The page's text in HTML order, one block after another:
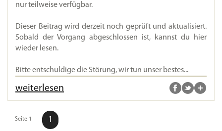
nur teilweise verfügbar.
Dieser Beitrag wird derzeit noch geprüft und aktualisiert.
Sobald der Vorgang abgeschlossen ist, kannst du hier
wieder lesen.
Bitte entschuldige die Störung, wir tun unser bestes...
weiterlesen
Seite 1 1